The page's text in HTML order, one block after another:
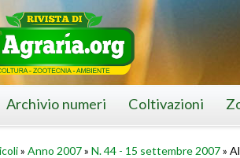
Archivio numeri Coltivazioni
» Anno 2007» N. 44 - 15 settembre 2007»